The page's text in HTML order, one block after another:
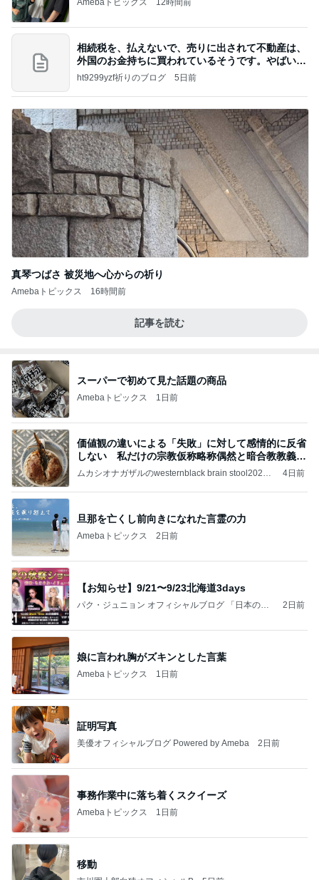
相続税を、払えないで、売りに出されて不動産は、
外国のお金持ちに買われているそうです。やばいで
すよ
ht9299yzf祈りのブログ 5日前
真琴つばさ 被災地へ心からの祈り
Amebaトピックス 16時間前
記事を読む
スーパーで初めて見た話題の商品
Amebaトピックス 1日前
価値観の違いによる「失敗」に対して感情的に反省
しない 私だけの宗教仮称略称偶然と暗合教教義候
補
ムカシオナガザルのwesternblack brain stool2024
ガザル
4日前
旦那を亡くし前向きになれた言霊の力
Amebaトピックス 2日前
【お知らせ】9/21〜9/23北海道3days
パク・ジュニョン オフィシャルブログ 「日本の
2日前
娘に言われ胸がズキンとした言葉
Amebaトピックス 1日前
証明写真
美優オフィシャルブログ Powered by Ameba 2日前
事務作業中に落ち着くスクイーズ
Amebaトピックス 1日前
移動